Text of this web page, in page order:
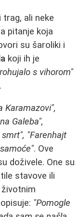
ali neke
pitanje koja
su šaroliki i
koji ih je
s vihorom"
Karamazovi",
Galeba",
"Farenhajt
. Ove
doživele. One su
stavove ili
"Pomogle